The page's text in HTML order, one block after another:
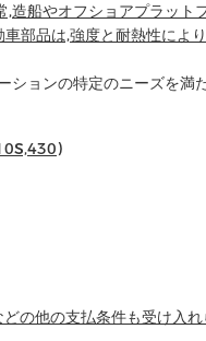
船やオフショアプラット
部品は,強度と耐熱性によ
ョンの特定のニーズを満
の他の支払条件も受け入れ